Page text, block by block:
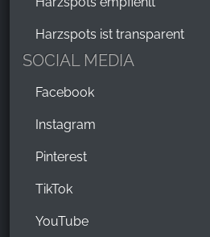
Harzspots ist transparent
SOCIAL MEDIA
Facebook
Instagram
Pinterest
TikTok
YouTube